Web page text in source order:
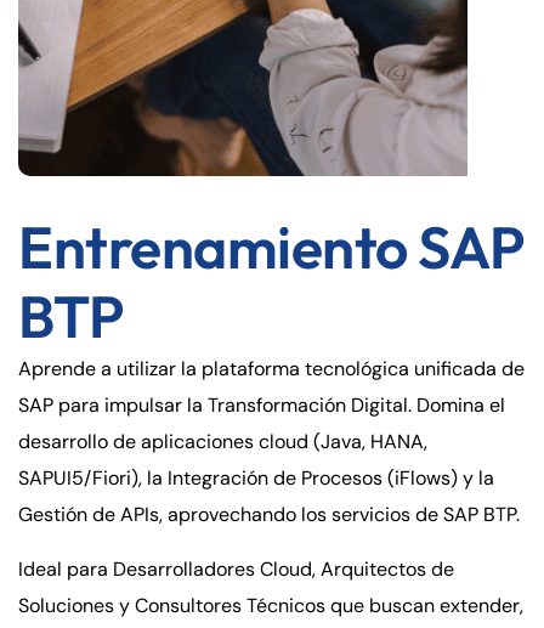
Entrenamiento SAP
BTP
Aprende a utilizar la plataforma tecnológica unificada de
SAP para impulsar la Transformación Digital. Domina el
desarrollo de aplicaciones cloud (Java, HANA,
SAPUI5/Fiori), la Integración de Procesos (iFlows) y la
Gestión de APIs, aprovechando los servicios de SAP BTP.
Ideal para Desarrolladores Cloud, Arquitectos de
Soluciones y Consultores Técnicos que buscan extender,